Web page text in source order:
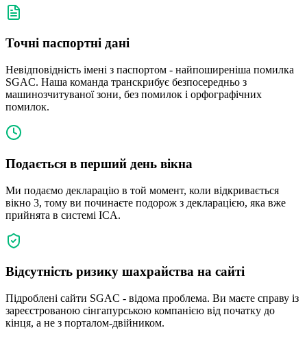
Точні паспортні дані
Невідповідність імені з паспортом - найпоширеніша помилка
SGAC. Наша команда транскрибує безпосередньо з
машинозчитуваної зони, без помилок і орфографічних
помилок.
Подається в перший день вікна
Ми подаємо декларацію в той момент, коли відкривається
вікно 3, тому ви починаєте подорож з декларацією, яка вже
прийнята в системі ICA.
Відсутність ризику шахрайства на сайті
Підроблені сайти SGAC - відома проблема. Ви маєте справу із
зареєстрованою сінгапурською компанією від початку до
кінця, а не з порталом-двійником.